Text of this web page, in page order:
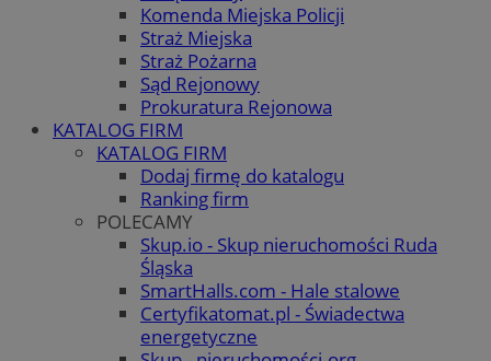
Komenda Miejska Policji
Straż Miejska
Straż Pożarna
Sąd Rejonowy
Prokuratura Rejonowa
KATALOG FIRM
KATALOG FIRM
Dodaj firmę do katalogu
Ranking firm
POLECAMY
Skup.io - Skup nieruchomości Ruda
Śląska
SmartHalls.com - Hale stalowe
Certyfikatomat.pl - Świadectwa
energetyczne